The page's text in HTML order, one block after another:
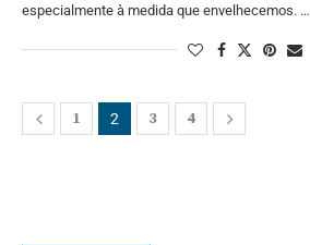
especialmente à medida que envelhecemos. …
1 2 3 4